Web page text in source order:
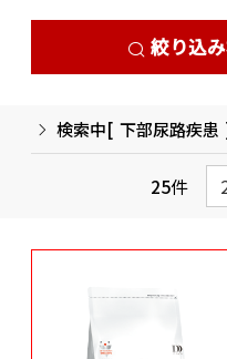
絞り込
検索中[ 下部尿路疾患
25件